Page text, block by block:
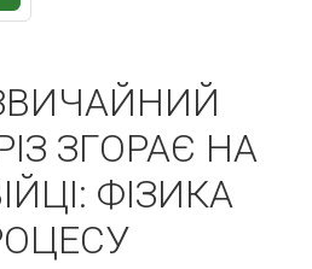
ЗГОРАЄ НА
ФІЗИКА